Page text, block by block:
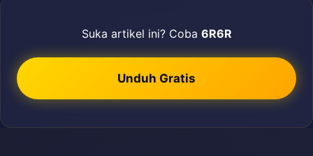
Suka artikel ini? Coba 6R6R
Unduh Gratis